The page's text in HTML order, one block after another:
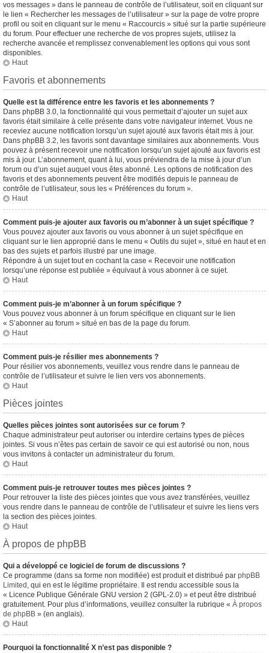
vos messages » dans le panneau de contrôle de l’utilisateur, soit en cliquant sur
le lien « Rechercher les messages de l’utilisateur » sur la page de votre propre
profil ou soit en cliquant sur le menu « Raccourcis » situé sur la partie supérieure
du forum. Pour effectuer une recherche de vos propres sujets, utilisez la
recherche avancée et remplissez convenablement les options qui vous sont
disponibles.
Haut
Favoris et abonnements
Quelle est la différence entre les favoris et les abonnements ?
Dans phpBB 3.0, la fonctionnalité qui vous permettait d’ajouter un sujet aux
favoris était similaire à celle présente dans votre navigateur internet. Vous ne
receviez aucune notification lorsqu’un sujet ajouté aux favoris était mis à jour.
Dans phpBB 3.2, les favoris sont davantage similaires aux abonnements. Vous
pouvez à présent recevoir une notification lorsqu’un sujet ajouté aux favoris est
mis à jour. L’abonnement, quant à lui, vous préviendra de la mise à jour d’un
forum ou d’un sujet auquel vous êtes abonné. Les options de notification des
favoris et des abonnements peuvent être modifiés depuis le panneau de
contrôle de l’utilisateur, sous les « Préférences du forum ».
Haut
Comment puis-je ajouter aux favoris ou m’abonner à un sujet spécifique ?
Vous pouvez ajouter aux favoris ou vous abonner à un sujet spécifique en
cliquant sur le lien approprié dans le menu « Outils du sujet », situé en haut et en
bas des sujets et parfois illustré par une image.
Répondre à un sujet tout en cochant la case « Recevoir une notification
lorsqu’une réponse est publiée » équivaut à vous abonner à ce sujet.
Haut
Comment puis-je m’abonner à un forum spécifique ?
Vous pouvez vous abonner à un forum spécifique en cliquant sur le lien
« S’abonner au forum » situé en bas de la page du forum.
Haut
Comment puis-je résilier mes abonnements ?
Pour résilier vos abonnements, veuillez vous rendre dans le panneau de
contrôle de l’utilisateur et suivre le lien vers vos abonnements.
Haut
Pièces jointes
Quelles pièces jointes sont autorisées sur ce forum ?
Chaque administrateur peut autoriser ou interdire certains types de pièces
jointes. Si vous n’êtes pas certain de savoir ce qui est autorisé ou non, nous
vous invitons à contacter un administrateur du forum.
Haut
Comment puis-je retrouver toutes mes pièces jointes ?
Pour retrouver la liste des pièces jointes que vous avez transférées, veuillez
vous rendre dans le panneau de contrôle de l’utilisateur et suivre les liens vers
la section des pièces jointes.
Haut
À propos de phpBB
Qui a développé ce logiciel de forum de discussions ?
Ce programme (dans sa forme non modifiée) est produit et distribué par phpBB
Limited , qui en est le légitime propriétaire. Il est rendu accessible sous la
« Licence Publique Générale GNU version 2 (GPL-2.0) » et peut être distribué
gratuitement. Pour plus d’informations, veuillez consulter la rubrique « À propos
de phpBB » (en anglais).
Haut
Pourquoi la fonctionnalité X n’est pas disponible ?